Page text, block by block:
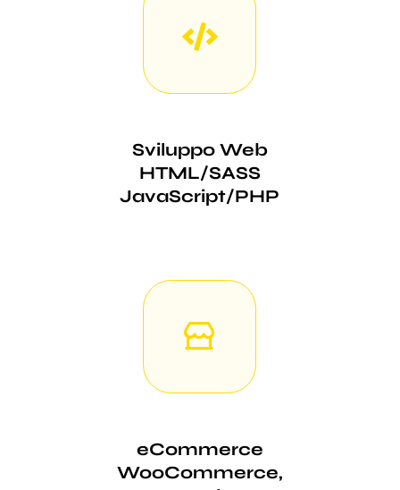
Sviluppo Web
HTML/SASS
JavaScript/PHP
eCommerce
WooCommerce,